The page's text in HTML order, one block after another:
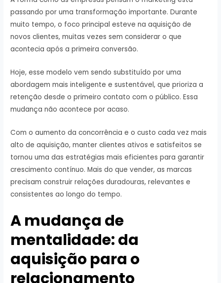
passando por uma transformação importante. Durante
muito tempo, o foco principal esteve na aquisição de
novos clientes, muitas vezes sem considerar o que
acontecia após a primeira conversão.
Hoje, esse modelo vem sendo substituído por uma
abordagem mais inteligente e sustentável, que prioriza a
retenção desde o primeiro contato com o público. Essa
mudança não acontece por acaso.
Com o aumento da concorrência e o custo cada vez mais
alto de aquisição, manter clientes ativos e satisfeitos se
tornou uma das estratégias mais eficientes para garantir
crescimento contínuo. Mais do que vender, as marcas
precisam construir relações duradouras, relevantes e
consistentes ao longo do tempo.
A mudança de
mentalidade: da
aquisição para o
relacionamento